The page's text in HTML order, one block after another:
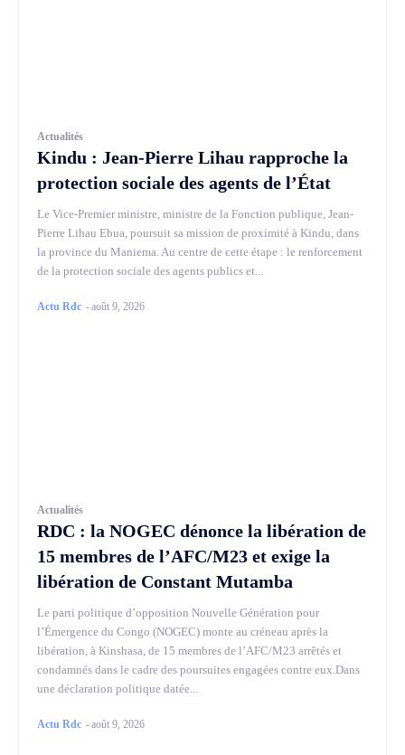
Actualités
Kindu : Jean-Pierre Lihau rapproche la
protection sociale des agents de l’État
Le Vice-Premier ministre, ministre de la Fonction publique, Jean-
Pierre Lihau Ebua, poursuit sa mission de proximité à Kindu, dans
la province du Maniema. Au centre de cette étape : le renforcement
de la protection sociale des agents publics et...
Actu Rdc -août 9, 2026
Actualités
RDC : la NOGEC dénonce la libération de
15 membres de l’AFC/M23 et exige la
libération de Constant Mutamba
Le parti politique d’opposition Nouvelle Génération pour
l’Émergence du Congo (NOGEC) monte au créneau après la
libération, à Kinshasa, de 15 membres de l’AFC/M23 arrêtés et
condamnés dans le cadre des poursuites engagées contre eux.Dans
une déclaration politique datée...
Actu Rdc -août 9, 2026